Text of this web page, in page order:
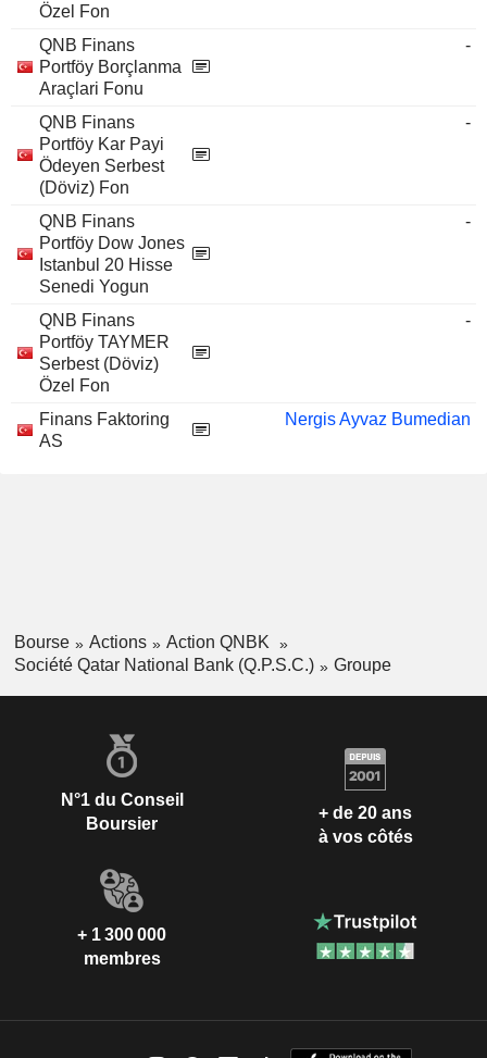
Özel Fon
QNB Finans
Portföy Borçlanma
Araçlari Fonu
-
QNB Finans
Portföy Kar Payi
Ödeyen Serbest
(Döviz) Fon
-
QNB Finans
Portföy Dow Jones
Istanbul 20 Hisse
Senedi Yogun
-
QNB Finans
Portföy TAYMER
Serbest (Döviz)
Özel Fon
-
Finans Faktoring
AS
Nergis Ayvaz Bumedian
Bourse Actions
Action QNBK
Société Qatar National Bank (Q.P.S.C.)
Groupe
N°1 du Conseil
Boursier
+ de 20 ans
à vos côtés
+ 1 300 000
membres